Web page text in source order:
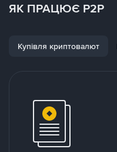
ЯК ПРАЦЮЄ P2P
Купівля криптовалют